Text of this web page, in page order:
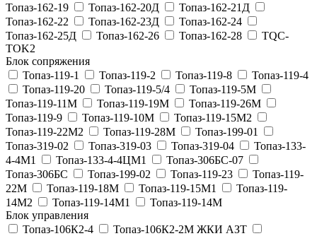
Топаз-162-19
Топаз-162-20Д
Топаз-162-21Д
Топаз-162-22
Топаз-162-23Д
Топаз-162-24
Топаз-162-25Д
Топаз-162-26 Топаз-162-28
TQC-
TOK2
Блок сопряжения
Топаз-119-1
Топаз-119-2 Топаз-119-8
Топаз-119-4
Топаз-119-20
Топаз-119-5/4
Топаз-119-5М
Топаз-119-11М
Топаз-119-19М
Топаз-119-26М
Топаз-119-9
Топаз-119-10М
Топаз-119-15М2
Топаз-119-22М2
Топаз-119-28М
Топаз-199-01
Топаз-319-02
Топаз-319-03 Топаз-319-04
Топаз-133-
4-4М1
Топаз-133-4-4ЦМ1
Топаз-306БС-07
Топаз-306БС
Топаз-199-02 Топаз-119-23
Топаз-119-
22М
Топаз-119-18М Топаз-119-15М1
Топаз-119-
14М2
Топаз-119-14М1
Топаз-119-14М
Блок управления
Топаз-106К2-4
Топаз-106К2-2М ЖКИ АЗТ